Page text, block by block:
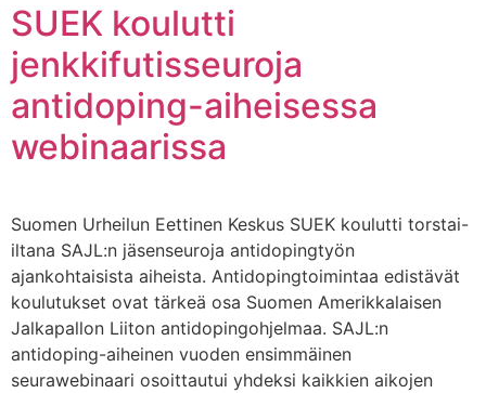
SUEK koulutti
jenkkifutisseuroja
antidoping-aiheisessa
webinaarissa
Suomen Urheilun Eettinen Keskus SUEK koulutti torstai-
iltana SAJL:n jäsenseuroja antidopingtyön
ajankohtaisista aiheista. Antidopingtoimintaa edistävät
koulutukset ovat tärkeä osa Suomen Amerikkalaisen
Jalkapallon Liiton antidopingohjelmaa. SAJL:n
antidoping-aiheinen vuoden ensimmäinen
seurawebinaari osoittautui yhdeksi kaikkien aikojen